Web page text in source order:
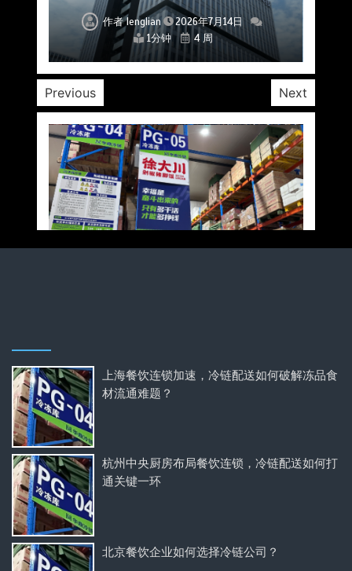
作者lenglian
2026年7月14日
1分钟
4 周
作者lenglian
2026年7月14日
1分钟
4 周
作者lenglian
2026年7月14日
1分钟
4 周
作者lenglian
2026年7月14日
1分钟
4 周
作者lenglian
2026年7月14日
1分钟
4 周
作者lenglian
2026年7月14日
1分钟
4 周
作者lenglian
2026年7月14日
1分钟
4 周
Previous Next
上海餐饮连锁加速，冷链配送如何破解冻品食
材流通难题？
杭州中央厨房布局餐饮连锁，冷链配送如何打
通关键一环
北京餐饮企业如何选择冷链公司？